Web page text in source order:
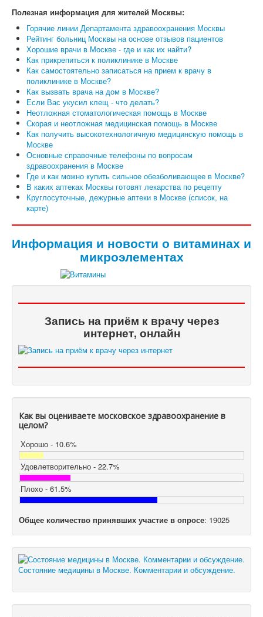
Полезная информация для жителей Москвы:
Горячие линии Департамента здравоохранения Москвы
Рейтинг больниц Москвы на основе отзывов пациентов
Хорошие врачи в Москве - где и как их найти?
Как прикрепиться к поликлинике в Москве
Как самостоятельно записаться на прием к врачу в
поликлинике в Москве?
Как вызвать врача на дом в Москве?
Если Вас укусил клещ - что делать?
Неотложная стоматологическая помощь в Москве
Скорая и неотложная медицинская помощь в Москве
Как получить высокотехнологичную медицинскую помощь в
Москве
Основные справочные телефоны по вопросам
здравоохранения в Москве
Где и как можно купить сильное обезболивающее в Москве?
В каких аптеках Москвы готовят лекарства по рецепту
Круглосуточные, дежурные аптеки в Москве (список, на
карте)
Информация и новости о витаминах и
микроэлементах
Запись на приём к врачу через
интернет, онлайн
Как вы оцениваете московское здравоохранение в
целом?
Хорошо - 10.6%
Удовлетворительно - 22.7%
Плохо - 61.5%
Общее количество принявших участие в опросе: 19025
Состояние медицины в Москве. Комментарии и обсуждение.